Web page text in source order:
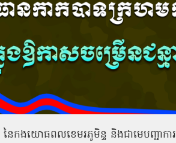
នៃកងយោធពលខេមរភូមិន្ទ និងជាមេបញ្ជាការ